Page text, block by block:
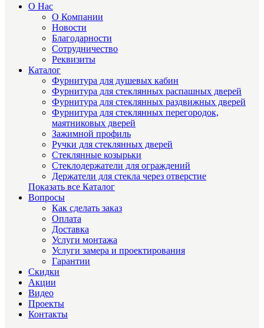
О Нас
О Компании
Новости
Благодарности
Сотрудничество
Реквизиты
Каталог
Фурнитура для душевых кабин
Фурнитура для стеклянных распашных дверей
Фурнитура для стеклянных раздвижных дверей
Фурнитура для стеклянных перегородок,
маятниковых дверей
Зажимной профиль
Ручки для стеклянных дверей
Стеклянные козырьки
Стеклодержатели для ограждений
Держатели для стекла через отверстие
Показать все Каталог
Вопросы
Как сделать заказ
Оплата
Доставка
Услуги монтажа
Услуги замера и проектирования
Гарантии
Скидки
Акции
Видео
Проекты
Контакты